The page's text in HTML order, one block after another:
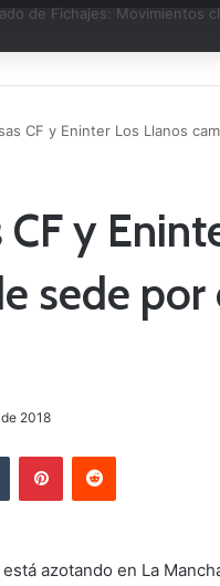
CF y Eninter Los Llanos
CF y
sede
2018
azotando en La